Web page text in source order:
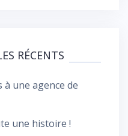
RÉCENTS
une agence de
une histoire !